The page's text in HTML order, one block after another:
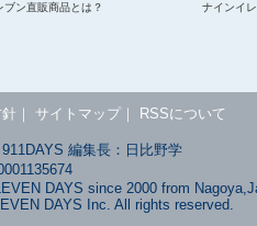
ブン直販商品とは？ ナインイ
サイトマップ｜ RSSについて
編集長：日比野学
DAYS since 2000 from
DAYS Inc. All rights reserved.